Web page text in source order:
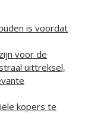
is voordat
voor de
uittreksel,
kopers te